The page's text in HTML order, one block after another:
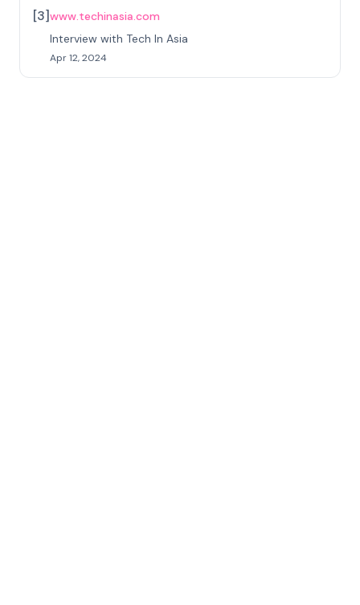
[3]www.techinasia.com
Interview with Tech In Asia
Apr 12, 2024